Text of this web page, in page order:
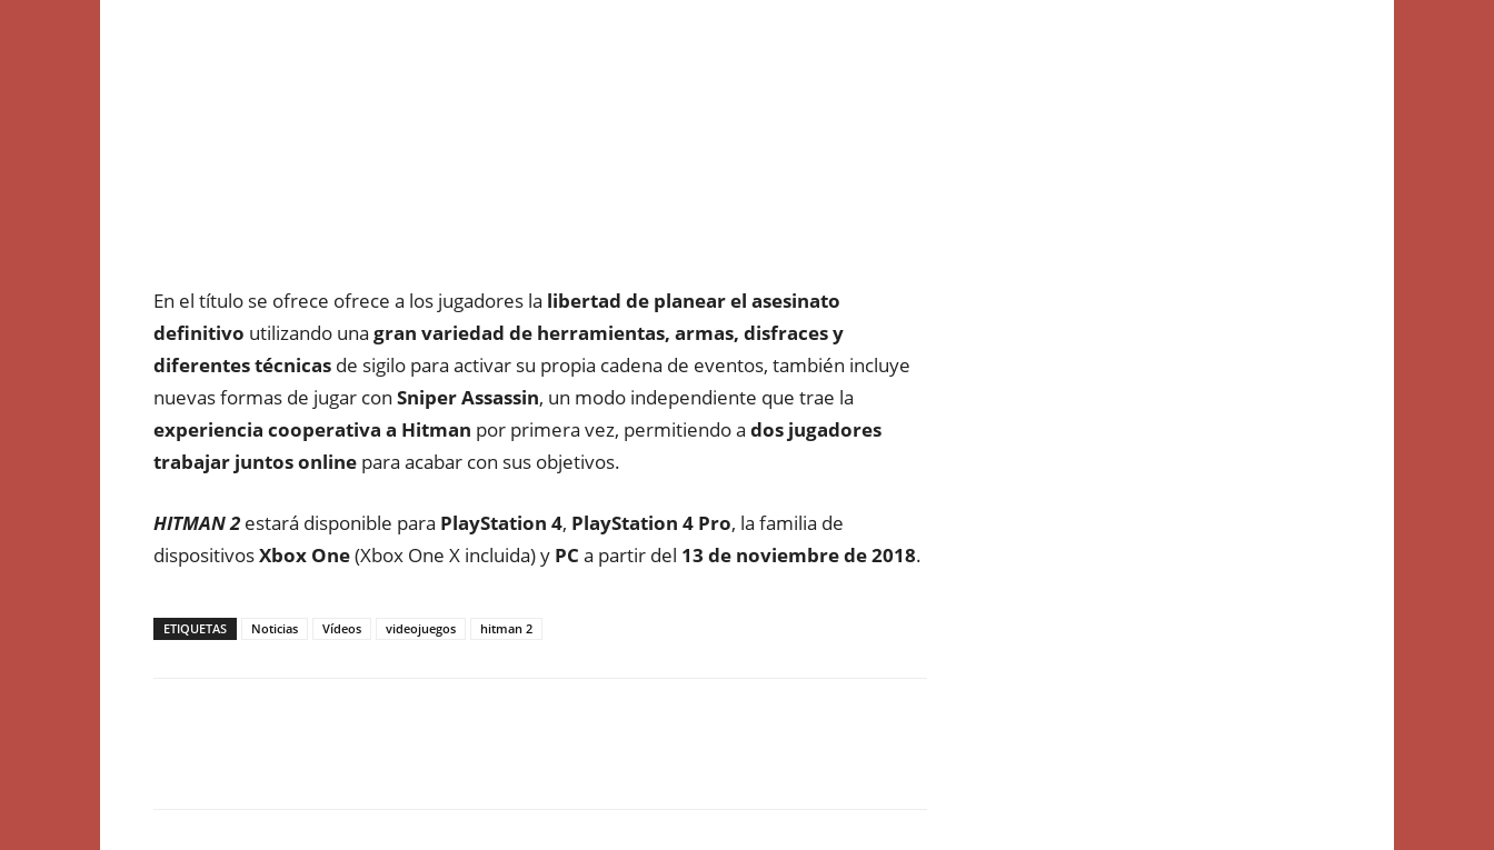
En el título se ofrece ofrece a los jugadores la libertad de planear el asesinato
definitivo utilizando una gran variedad de herramientas, armas, disfraces y
diferentes técnicas de sigilo para activar su propia cadena de eventos, también incluye
nuevas formas de jugar con Sniper Assassin, un modo independiente que trae la
experiencia cooperativa a Hitman por primera vez, permitiendo a dos jugadores
trabajar juntos online para acabar con sus objetivos.
HITMAN 2 estará disponible para PlayStation 4, PlayStation 4 Pro, la familia de
dispositivosXbox One(Xbox One X incluida) y PC a partir del 13 de noviembre de 2018.
ETIQUETAS Noticias Vídeos videojuegos hitman 2